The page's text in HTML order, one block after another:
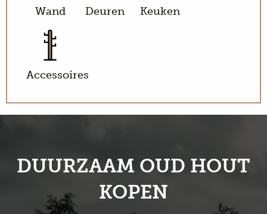
Wand Deuren Keuken
Accessoires
DUURZAAM OUD HOUT
KOPEN